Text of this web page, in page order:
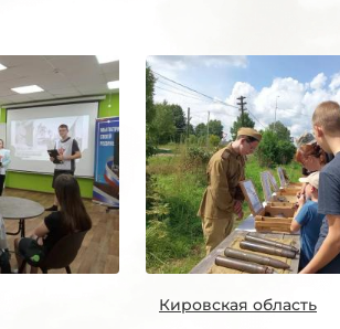
Кировская область